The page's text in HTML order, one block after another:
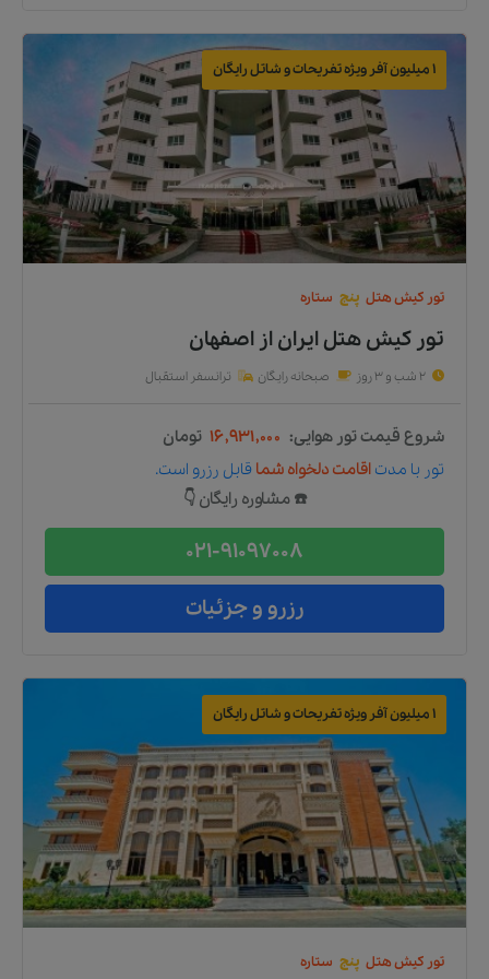
1 میلیون آفر ویژه تفریحات و شاتل رایگان
تور کیشهتل پنج ستاره
تور کیش هتل ایراناز اصفهان
2 شب و 3 روز صبحانه رایگان ترانسفر استقبال
شروع قیمت تور هوایی: ۱۶,۹۳۱,۰۰۰ تومان
تور با مدت اقامت دلخواه شما قابل رزرو است.
☎️ مشاوره رایگان 👇
021-91097008
رزرو و جزئیات
1 میلیون آفر ویژه تفریحات و شاتل رایگان
تور کیشهتل پنج ستاره